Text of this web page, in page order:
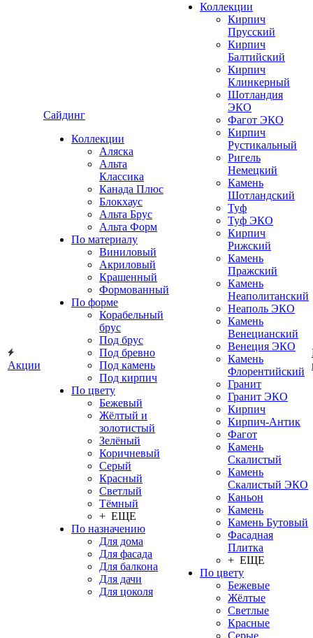
Акции
Сайдинг
Коллекции
Аляска
Альта
Классика
Канада Плюс
Блокхаус
Альта Брус
Альта Форм
По материалу
Виниловый
Акриловый
Крашенный
Формованный
По форме
Корабельный
брус
Под брус
Под бревно
Под камень
Под кирпич
По цвету
Бежевый
Жёлтый и
золотистый
Зелёный
Коричневый
Серый
Красный
Светлый
Тёмный
+ ЕЩЕ
По назначению
Для дома
Для фасада
Для балкона
Для дачи
Для цоколя
Коллекции
Кирпич
Прусский
Кирпич
Балтийский
Кирпич
Клинкерный
Шотландия
ЭКО
Фагот ЭКО
Кирпич
Рустикальный
Ригель
Немецкий
Камень
Шотландский
Туф
Туф ЭКО
Кирпич
Рижский
Камень
Пражский
Камень
Неаполитанский
Неаполь ЭКО
Камень
Венецианский
Венеция ЭКО
Камень
Флорентийский
Гранит
Гранит ЭКО
Кирпич
Кирпич-Антик
Фагот
Камень
Скалистый
Камень
Скалистый ЭКО
Каньон
Камень
Камень Бутовый
Фасадная
Плитка
+ ЕЩЕ
По цвету
Бежевые
Жёлтые
Светлые
Красные
Серые